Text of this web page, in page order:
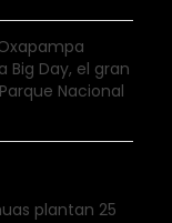
Big Day, el gran
Nacional
plantan 25